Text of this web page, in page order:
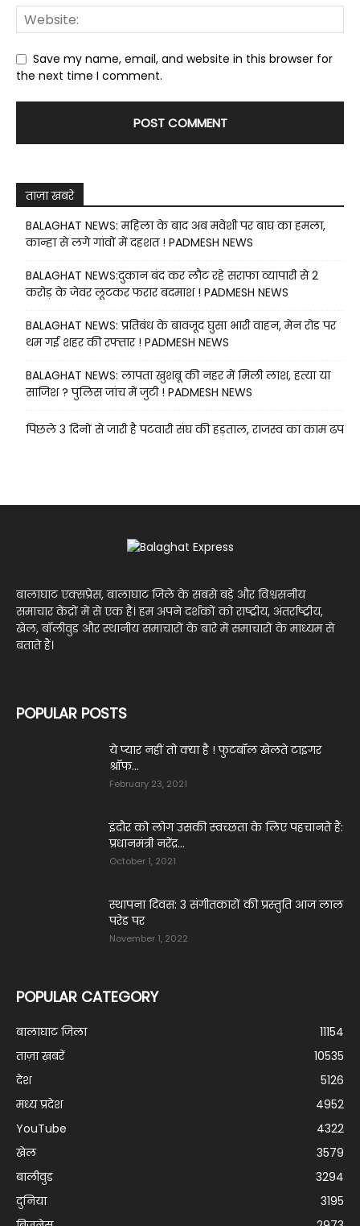
Save my name, email, and website in this browser for
the next time I comment.
ताज़ा खबरे
BALAGHAT NEWS: महिला के बाद अब मवेशी पर बाघ का हमला,
कान्हा से लगे गांवों में दहशत ! PADMESH NEWS
BALAGHAT NEWS:दुकान बंद कर लौट रहे सराफा व्यापारी से 2
करोड़ के जेवर लूटकर फरार बदमाश ! PADMESH NEWS
BALAGHAT NEWS: प्रतिबंध के बावजूद घुसा भारी वाहन, मेन रोड पर
थम गई शहर की रफ्तार ! PADMESH NEWS
BALAGHAT NEWS: लापता खुशबू की नहर में मिली लाश, हत्या या
साजिश ? पुलिस जांच में जुटी ! PADMESH NEWS
पिछले 3 दिनों से जारी है पटवारी संघ की हड़ताल, राजस्व का काम ढप
बालाघाट एक्सप्रेस, बालाघाट जिले के सबसे बड़े और विश्वसनीय
समाचार केंद्रों में से एक है। हम अपने दर्शकों को राष्ट्रीय, अंतर्राष्ट्रीय,
खेल, बॉलीवुड और स्थानीय समाचारों के बारे में समाचारों के माध्यम से
बताते हैं।
POPULAR POSTS
ये प्‍यार नहीं तो क्‍या है ! फुटबॉल खेलते टाइगर
श्रॉफ...
February 23, 2021
इंदौर को लोग उसकी स्वच्छता के लिए पहचानते हैं:
प्रधानमंत्री नरेंद्र...
October 1, 2021
स्थापना दिवस: 3 संगीतकारों की प्रस्तुति आज लाल
परेड पर
November 1, 2022
POPULAR CATEGORY
बालाघाट जिला
11154
ताज़ा ख़बरें
10535
देश
5126
मध्य प्रदेश
4952
YouTube
4322
खेल
3579
बालीवुड
3294
दुनिया
3195